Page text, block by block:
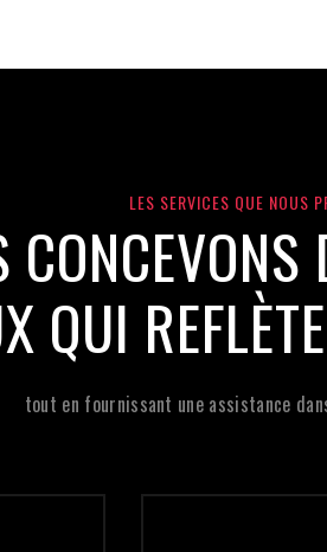
LES SERVICES QUE NOUS
QUI
tout en fournissant une assistance